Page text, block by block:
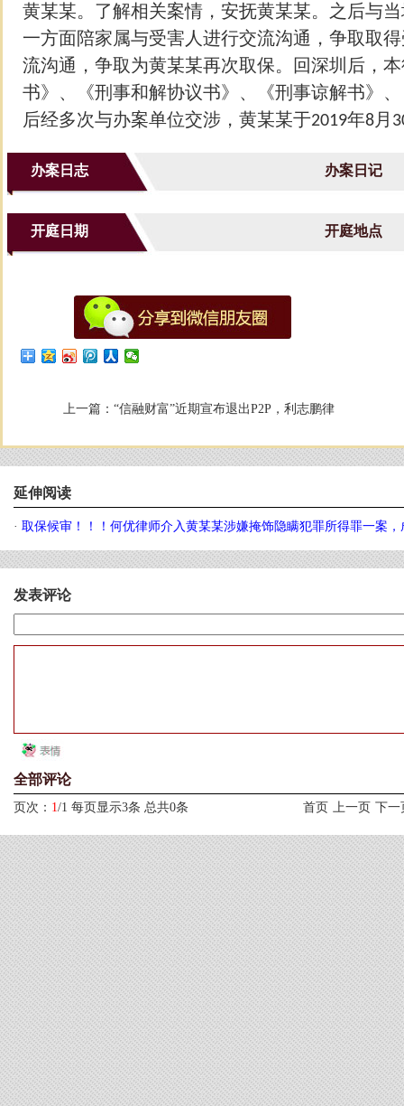
黄某某。了解相关案情，安抚黄某某。之后与
一方面陪家属与受害人进行交流沟通，争取取
流沟通，争取为黄某某再次取保。回深圳后，
书》、《刑事和解协议书》、《刑事谅解书》
后经多次与办案单位交涉，黄某某于2019年8 月
办案日志 办案日记
开庭日期 开庭地点
上一篇： “信融财富”近期宣布退出P2P，利志鹏律
延伸阅读
· 取保候审！！！何优律师介入黄某某涉嫌掩饰隐瞒犯罪所得罪一案